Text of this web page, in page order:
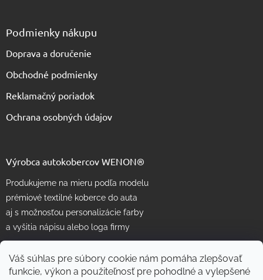
Váš súhlas pre súbory cookie nám pomáha zlepšovať
funkcie, výkon a použiteľnosť pre pohodlné a vylepšené
Podmienky nákupu
Doprava a doručenie
Obchodné podmienky
Reklamačný poriadok
Ochrana osobných údajov
Výrobca autokobercov WENON®
Produkujeme na mieru podľa modelu
prémiové textilné koberce do auta
aj s možnosťou personalizácie farby
a vyšitia nápisu alebo loga firmy